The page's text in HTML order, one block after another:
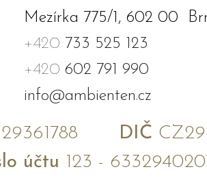
Mezírka 775/1, 602 00
+420 733 525 123
+420 602 791 990
info@ambienten.cz
29361788 DIČ
účtu 123 -